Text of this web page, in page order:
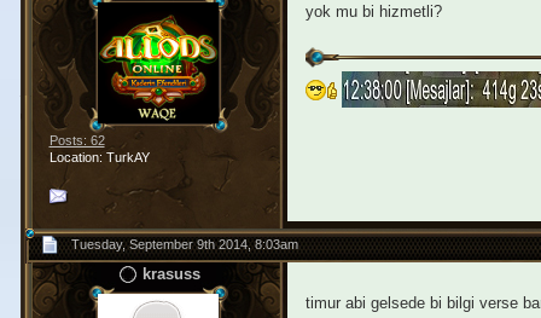
Posts: 62
Location: TurkAY
yok mu bi hizmetli?
Tuesday, September 9th 2014, 8:03am
krasuss
timur abi gelsede bi bilgi verse